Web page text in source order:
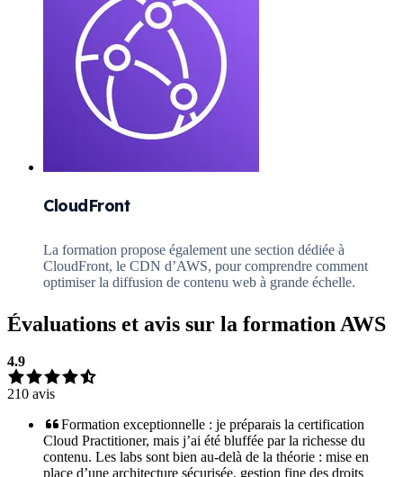
CloudFront
La formation propose également une section dédiée à
CloudFront, le CDN d’AWS, pour comprendre comment
optimiser la diffusion de contenu web à grande échelle.
Évaluations et avis sur la formation AWS
4.9
210 avis
Formation exceptionnelle : je préparais la certification
Cloud Practitioner, mais j’ai été bluffée par la richesse du
contenu. Les labs sont bien au-delà de la théorie : mise en
place d’une architecture sécurisée, gestion fine des droits